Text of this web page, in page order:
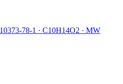
78-1 · C10H14O2 · MW